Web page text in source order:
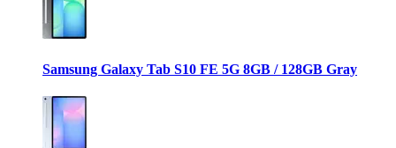
Samsung Galaxy Tab S10 FE 5G 8GB / 128GB Gray